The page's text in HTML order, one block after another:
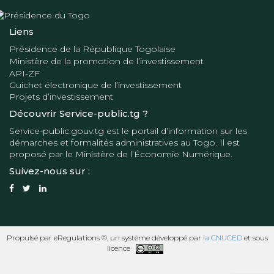
Liens
Présidence de la République Togolaise
Ministère de la promotion de l’investissement
API-ZF
Guichet électronique de l’investissement
Projets d’investissement
Découvrir Service-public.tg ?
Service-public.gouv.tg est le portail d’information sur les
démarches et formalités administratives au Togo. Il est
proposé par le Ministère de l’Économie Numérique.
Suivez-nous sur :
Propulsé par eRegulations ©, un système développé par la CNUCEDet sous
licence